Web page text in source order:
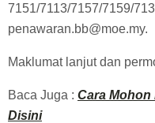
7151/7113/7157/7159/
penawaran.bb@moe.my.
Maklumat lanjut dan
Baca Juga : Cara Mohon
Disini